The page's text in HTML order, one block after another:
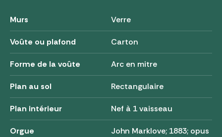
Murs Verre
Voûte ou plafond Carton
Forme de la voûte Arc en mitre
Plan au sol Rectangulaire
Plan intérieur Nef à 1 vaisseau
Orgue
John Marklove; 1883; opus